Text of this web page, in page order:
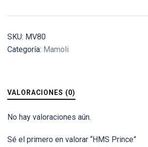
SKU: MV80
Categoría: Mamoli
VALORACIONES (0)
No hay valoraciones aún.
Sé el primero en valorar “HMS Prince”